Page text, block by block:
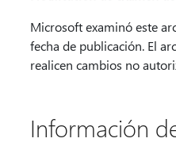
Microsoft examinó este
fecha de publicación. El
realicen cambios no
Información